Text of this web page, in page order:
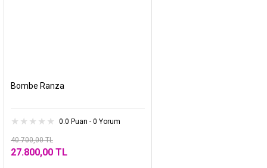
Bombe Ranza
0.0 Puan - 0 Yorum
40.700,00 TL
27.800,00 TL